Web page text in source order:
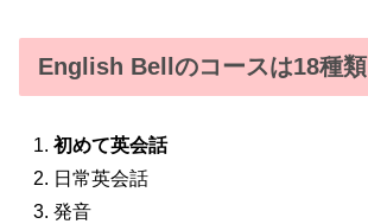
English Bellのコースは18種類
初めて英会話
日常英会話
発音